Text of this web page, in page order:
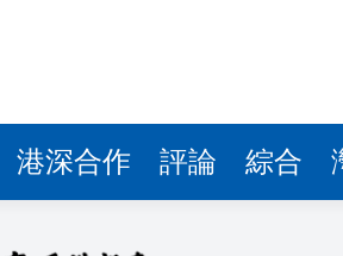
港深合作 評論 綜合